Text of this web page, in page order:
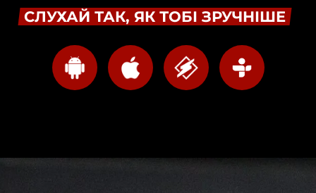
СЛУХАЙ ТАК, ЯК ТОБІ ЗРУЧНІШЕ